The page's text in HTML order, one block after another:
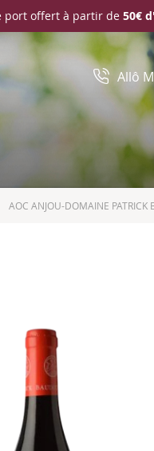
port offert à partir de 50€
Allô
AOC ANJOU-DOMAINE